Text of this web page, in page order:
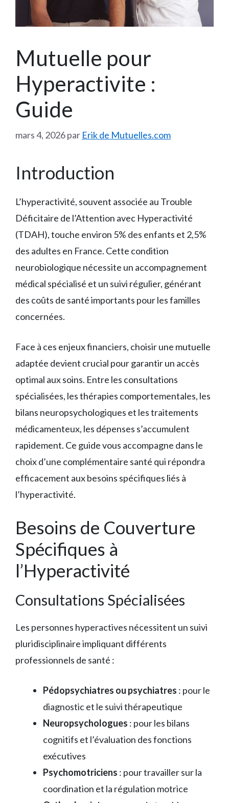
Mutuelle pour
Hyperactivite :
Guide
mars 4, 2026par Erik de Mutuelles.com
Introduction
L’hyperactivité, souvent associée au Trouble
Déficitaire de l’Attention avec Hyperactivité
(TDAH), touche environ 5% des enfants et 2,5%
des adultes en France. Cette condition
neurobiologique nécessite un accompagnement
médical spécialisé et un suivi régulier, générant
des coûts de santé importants pour les familles
concernées.
Face à ces enjeux financiers, choisir une mutuelle
adaptée devient crucial pour garantir un accès
optimal aux soins. Entre les consultations
spécialisées, les thérapies comportementales, les
bilans neuropsychologiques et les traitements
médicamenteux, les dépenses s’accumulent
rapidement. Ce guide vous accompagne dans le
choix d’une complémentaire santé qui répondra
efficacement aux besoins spécifiques liés à
l’hyperactivité.
Besoins de Couverture
Spécifiques à
l’Hyperactivité
Consultations Spécialisées
Les personnes hyperactives nécessitent un suivi
pluridisciplinaire impliquant différents
professionnels de santé :
Pédopsychiatres ou psychiatres : pour le
diagnostic et le suivi thérapeutique
Neuropsychologues : pour les bilans
cognitifs et l’évaluation des fonctions
exécutives
Psychomotriciens : pour travailler sur la
coordination et la régulation motrice